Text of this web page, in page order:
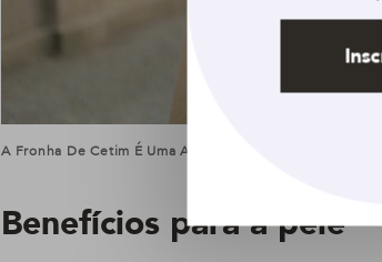
A Fronha De Cetim É Uma Aliada Para Evitar O
Benefícios para a pele